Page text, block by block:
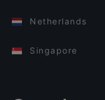
Netherlands
Singapore